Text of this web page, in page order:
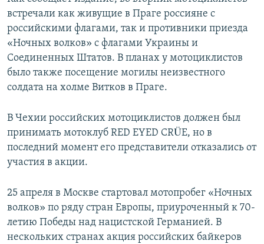
встречали как живущие в Праге россияне с
российскими флагами, так и противники приезда
«Ночных волков» с флагами Украины и
Соединенных Штатов. В планах у мотоциклистов
было также посещение могилы неизвестного
солдата на холме Витков в Праге.
В Чехии российских мотоциклистов должен был
принимать мотоклуб RED EYED CRÜE, но в
последний момент его представители отказались от
участия в акции.
25 апреля в Москве стартовал мотопробег «Ночных
волков» по ряду стран Европы, приуроченный к 70-
летию Победы над нацистской Германией. В
нескольких странах акция российских байкеров